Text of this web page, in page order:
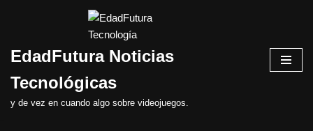
al
EdadFutura Noticias
Tecnológicas
y de vez en cuando algo sobre videojuegos.